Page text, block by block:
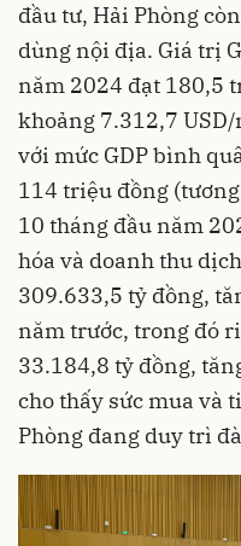
đầu tư, Hải Phòng
dùng nội địa. Giá trị
năm 2024 đạt 180,5
khoảng 7.312,7
với mức GDP bình
114 triệu đồng
10 tháng đầu năm
hóa và doanh thu
309.633,5 tỷ đồng,
năm trước, trong đó
33.184,8 tỷ đồng,
cho thấy sức mua và
Phòng đang duy trì